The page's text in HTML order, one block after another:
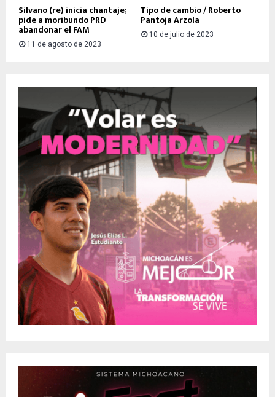
Silvano (re) inicia chantaje;
pide a moribundo PRD
abandonar el FAM
11 de agosto de 2023
Tipo de cambio / Roberto
Pantoja Arzola
10 de julio de 2023